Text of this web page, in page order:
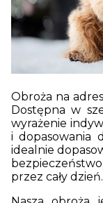
Obroża na
Dostępna w
wyrażenie
i dopasowania
idealnie
przez cały dzień.